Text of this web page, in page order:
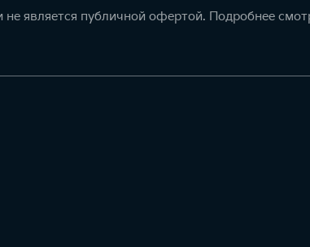
является публичной офертой. Подробнее